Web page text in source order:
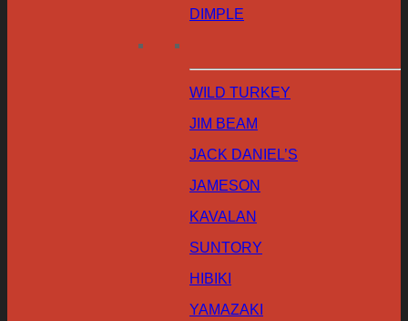
DIMPLE
WILD TURKEY
JIM BEAM
JACK DANIEL’S
JAMESON
KAVALAN
SUNTORY
HIBIKI
YAMAZAKI